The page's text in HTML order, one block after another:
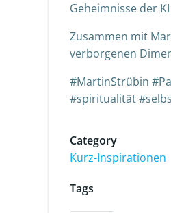
Geheimnisse der
Zusammen mit
verborgenen
#MartinStrübin
#spiritualität
Category
Kurz-Inspirationen
Tags